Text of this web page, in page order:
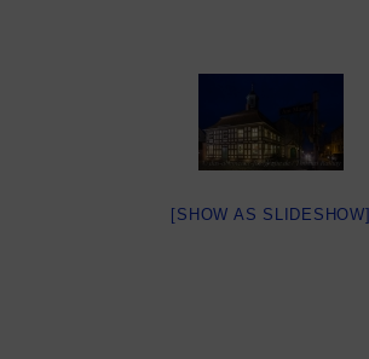
[SHOW AS SLIDESHOW]